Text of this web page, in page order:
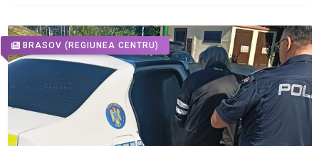
BRASOV (REGIUNEA CENTRU)